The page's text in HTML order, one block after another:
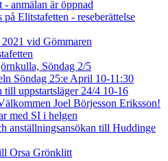
- anmälan är öppnad
på Elitstafetten - reseberättelse
2021 vid Gömmaren
Söndag 2/5
Söndag 25:e April 10-11:30
till uppstartsläger 24/4 10-16
Joel Börjesson Eriksson!
med SI i helgen
anställningsansökan till Huddinge
Orsa Grönklitt